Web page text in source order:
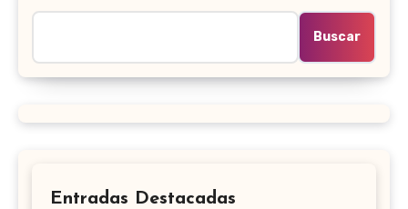
Buscar
Entradas Destacadas